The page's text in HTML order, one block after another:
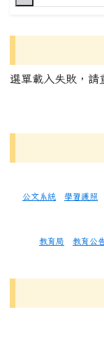
選單載入失敗，請
公文系統 學習護照
教育局 教育公